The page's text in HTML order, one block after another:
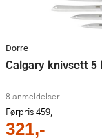
Dorre
Calgary knivsett
8 anmeldelser
Førpris459,-
321,-